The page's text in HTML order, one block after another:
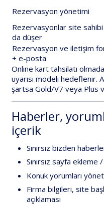
Rezervasyon yönetimi
Rezervasyonlar site
da düşer
Rezervasyon ve iletişim
+ e-posta
Online kart tahsilatı
uyarısı modeli hedeflenir.
şartsa Gold/V7 veya Plus
Haberler,
içerik
Sınırsız bizden
Sınırsız sayfa ekleme
Konuk yorumları
Firma bilgileri, site
açıklaması